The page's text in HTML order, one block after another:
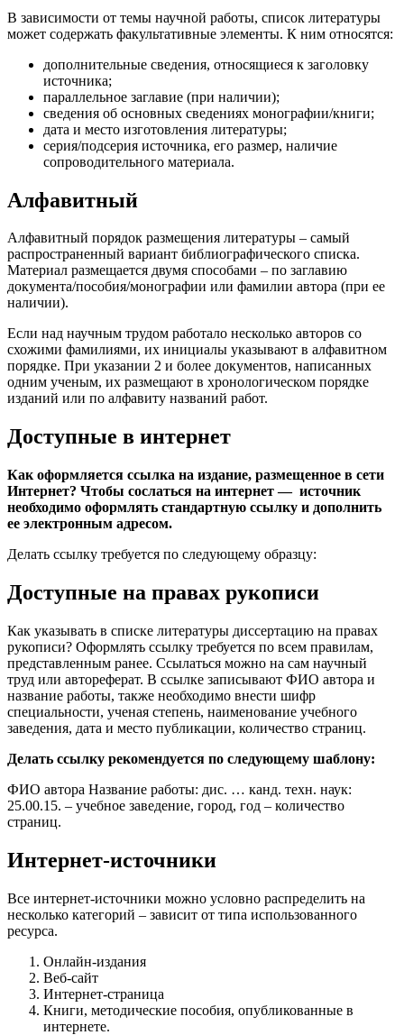
В зависимости от темы научной работы, список литературы
может содержать факультативные элементы. К ним относятся:
дополнительные сведения, относящиеся к заголовку
источника;
параллельное заглавие (при наличии);
сведения об основных сведениях монографии/книги;
дата и место изготовления литературы;
серия/подсерия источника, его размер, наличие
сопроводительного материала.
Алфавитный
Алфавитный порядок размещения литературы – самый
распространенный вариант библиографического списка.
Материал размещается двумя способами – по заглавию
документа/пособия/монографии или фамилии автора (при ее
наличии).
Если над научным трудом работало несколько авторов со
схожими фамилиями, их инициалы указывают в алфавитном
порядке. При указании 2 и более документов, написанных
одним ученым, их размещают в хронологическом порядке
изданий или по алфавиту названий работ.
Доступные в интернет
Как оформляется ссылка на издание, размещенное в сети
Интернет? Чтобы сослаться на интернет — источник
необходимо оформлять стандартную ссылку и дополнить
ее электронным адресом.
Делать ссылку требуется по следующему образцу:
Доступные на правах рукописи
Как указывать в списке литературы диссертацию на правах
рукописи? Оформлять ссылку требуется по всем правилам,
представленным ранее. Ссылаться можно на сам научный
труд или автореферат. В ссылке записывают ФИО автора и
название работы, также необходимо внести шифр
специальности, ученая степень, наименование учебного
заведения, дата и место публикации, количество страниц.
Делать ссылку рекомендуется по следующему шаблону:
ФИО автора Название работы: дис. … канд. техн. наук:
25.00.15. – учебное заведение, город, год – количество
страниц.
Интернет-источники
Все интернет-источники можно условно распределить на
несколько категорий – зависит от типа использованного
ресурса.
Онлайн-издания
Веб-сайт
Интернет-страница
Книги, методические пособия, опубликованные в
интернете.